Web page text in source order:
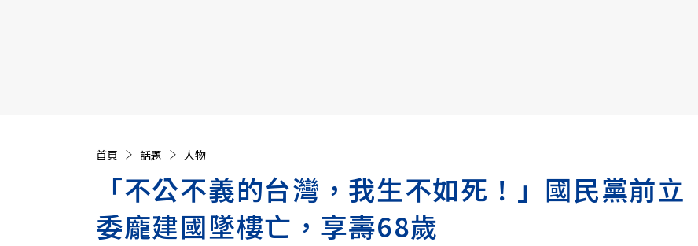
首頁 話題 人物
「不公不義的台灣，我生不如死！」國民黨前立
委龐建國墜樓亡，享壽68歲